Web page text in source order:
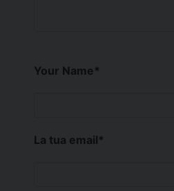
Your Name*
La tua email*